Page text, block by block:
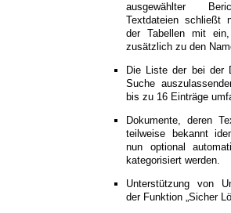
ausgewählter
Textdateien schließt
der Tabellen mit
zusätzlich zu den
Die Liste der bei der
Suche
bis zu 16 Einträge
Dokumente, deren
teilweise bekannt
nun optional
kategorisiert werden.
Unterstützung von
der Funktion „Sicher